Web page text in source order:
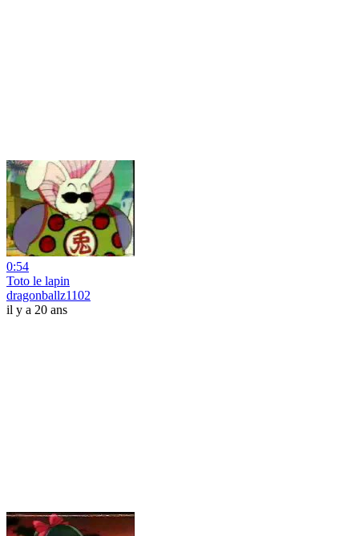
0:54
Toto le lapin
dragonballz1102
il y a 20 ans